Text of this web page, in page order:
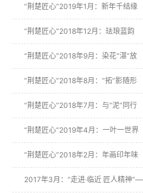
“荆楚匠心”2019年1月：新年千结缘
“荆楚匠心”2018年12月：珐琅蓝韵
“荆楚匠心”2018年9月：染花“湛”放
“荆楚匠心”2018年8月：“拓”影随形
“荆楚匠心”2018年7月：与“泥”同行
“荆楚匠心”2019年4月：一叶一世界
“荆楚匠心”2018年2月：年画印年味
2017年3月：“走进·临近 匠人精神